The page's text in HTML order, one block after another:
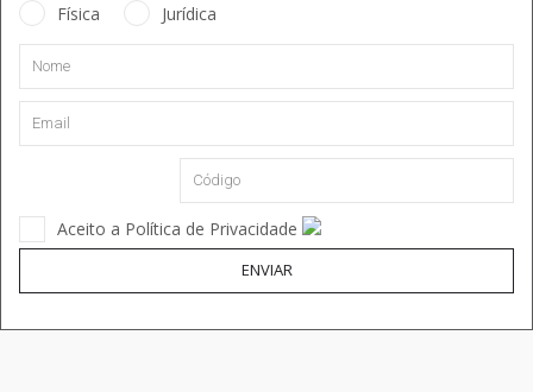
Física Jurídica
Aceito a Política de Privacidade
ENVIAR